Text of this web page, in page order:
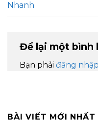
Nhanh
Để lại một bình
Bạn phải đăng nhập
BÀI VIẾT MỚI NHẤT